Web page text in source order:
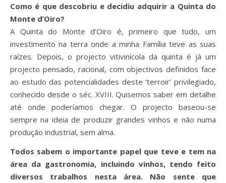
Como é que descobriu e decidiu adquirir a Quinta do
Monte d’Oiro?
A Quinta do Monte d’Oiro é, primeiro que tudo, um
investimento na terra onde a minha Família teve as suas
raízes. Depois, o projecto vitivinícola da quinta é já um
projecto pensado, racional, com objectivos definidos face
ao estudo das potencialidades deste ‘terroir’ privilegiado,
conhecido desde o séc. XVIII. Quisemos saber em detalhe
até onde poderíamos chegar. O projecto baseou-se
sempre na ideia de produzir grandes vinhos e não numa
produção industrial, sem alma.
Todos sabem o importante papel que teve e tem na
área da gastronomia, incluindo vinhos, tendo feito
diversos trabalhos nesta área. Não sente que